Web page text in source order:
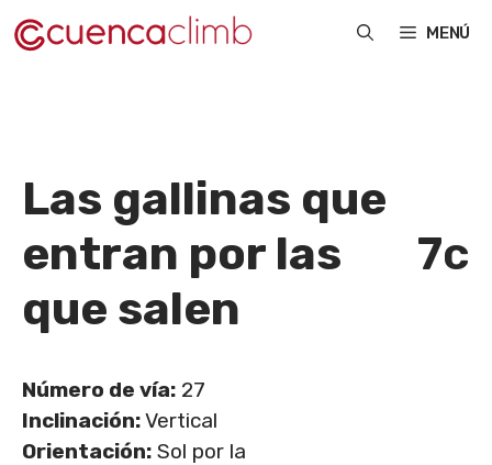
Saltar
al
MENÚ
Las gallinas que
entran por las
que salen
7c
Número de vía: 27
Inclinación:Vertical
Orientación: Sol por la